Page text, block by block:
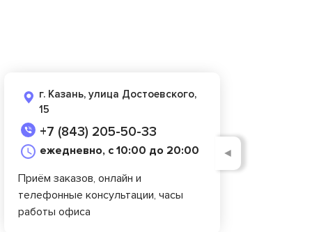
г. Казань, улица Достоевского,
15
+7 (843) 205-50-33
ежедневно, с 10:00 до 20:00
Приём заказов, онлайн и
телефонные консультации, часы
работы офиса
◄